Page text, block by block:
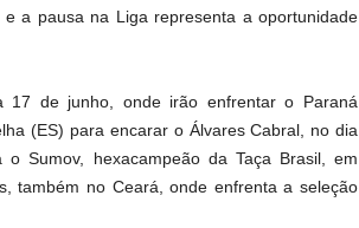
a pausa na Liga representa a oportunidade
de junho, onde irão enfrentar o Paraná
(ES) para encarar o Álvares Cabral, no dia
Sumov, hexacampeão da Taça Brasil, em
também no Ceará, onde enfrenta a seleção